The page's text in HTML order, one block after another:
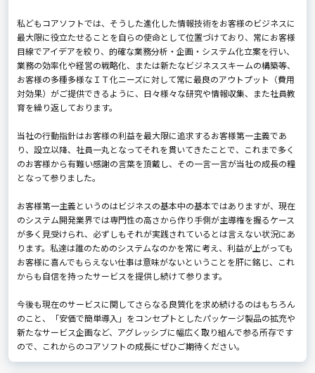
私どもコアソフトでは、そうした進化した情報技術をお客様のビジネスに
最大限に役立たせることを自らの使命として位置づけており、常にお客様
目線でアイデアを絞り、的確な業務分析・企画・システム化立案を行い、
業務の効率化や経営の戦略化、または新たなビジネススキームの構築等、
お客様の多種多様なＩＴ化ニーズに対して常に最良のアウトプット（費用
対効果）がご提供できるように、日々様々な研究や情報収集、また社員教
育を繰り返しております。
当社の行動指針はお客様の利益を最大限に追求するお客様第一主義であ
り、設立以降、社員一丸となってそれを貫いてきたことで、これまで多く
のお客様から有難い感謝の言葉を頂戴し、その一言一言が当社の成長の糧
となって参りました。
お客様第一主義というのはビジネスの基本中の基本ではありますが、現在
のシステム開発業界では専門性の高さから作り手側が主導権を握るケース
が多く見受けられ、必ずしもそれが実践されているとは言えない状況にあ
ります。私達は誰のためのシステムなのかを常に考え、利益が上がっても
お客様に喜んでもらえない仕事は意味がないということを肝に銘じ、これ
からも自信を持ったサービスを提供し続けて参ります。
今後も現在のサービスに関してさらなる良質化を求め続けるのはもちろん
のこと、「安価で簡単導入」をコンセプトとしたパッケージ製品の拡充や
新たなサービス企画など、アグレッシブに幅広く取り組んで参る所存です
ので、これからのコアソフトの成長にぜひご期待ください。